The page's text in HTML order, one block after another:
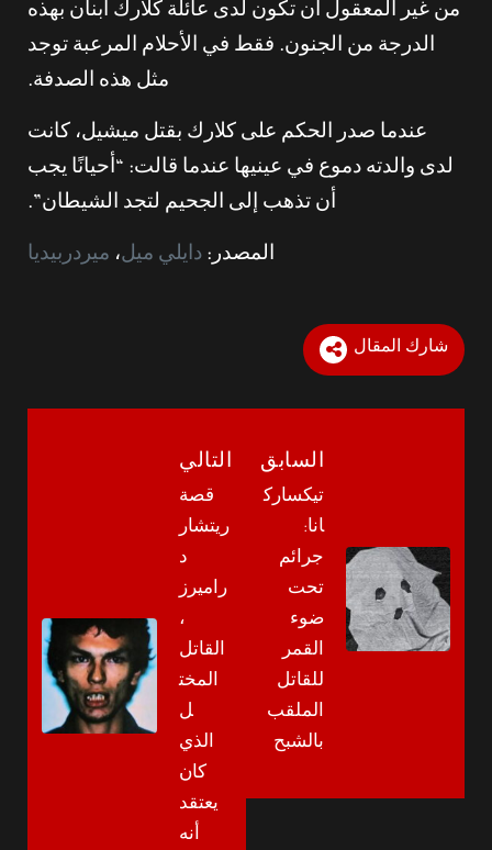
من غير المعقول أن تكون لدى عائلة كلارك ابنان بهذه
الدرجة من الجنون. فقط في الأحلام المرعبة توجد
مثل هذه الصدفة.
عندما صدر الحكم على كلارك بقتل ميشيل، كانت
لدى والدته دموع في عينيها عندما قالت: “أحيانًا يجب
أن تذهب إلى الجحيم لتجد الشيطان”.
المصدر: دايلي ميل، ميردربيديا
شارك المقال
السابق
تيكسارك
انا:
جرائم
تحت
ضوء
القمر
للقاتل
الملقب
بالشبح
التالي
قصة
ريتشار
د
راميرز
،
القاتل
المخت
ل
الذي
كان
يعتقد
أنه